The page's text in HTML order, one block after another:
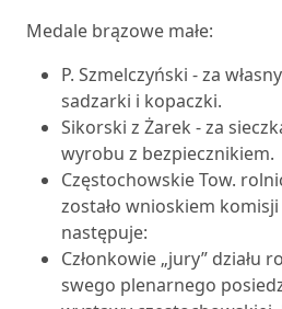
Medale brązowe małe:
P. Szmelczyński - za
sadzarki i kopaczki.
Sikorski z Żarek - za
wyrobu z bezpiecznikiem.
Częstochowskie Tow.
zostało wnioskiem
następuje:
Członkowie „jury” działu
swego plenarnego